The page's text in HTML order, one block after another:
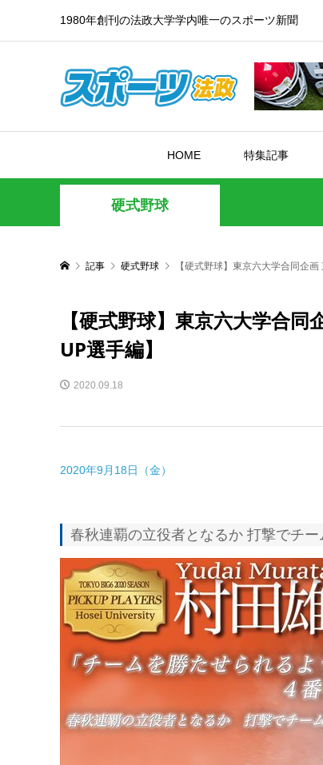
1980年創刊の法政大学学内唯一のスポーツ新聞
HOME 特集記事
硬式野球
記事 硬式野球 【硬式野球】東京六大学合同企
【硬式野球】東京六大学合
UP選手編】
2020.09.18
2020年9月18日（金）
春秋連覇の立役者となるか 打撃でチ